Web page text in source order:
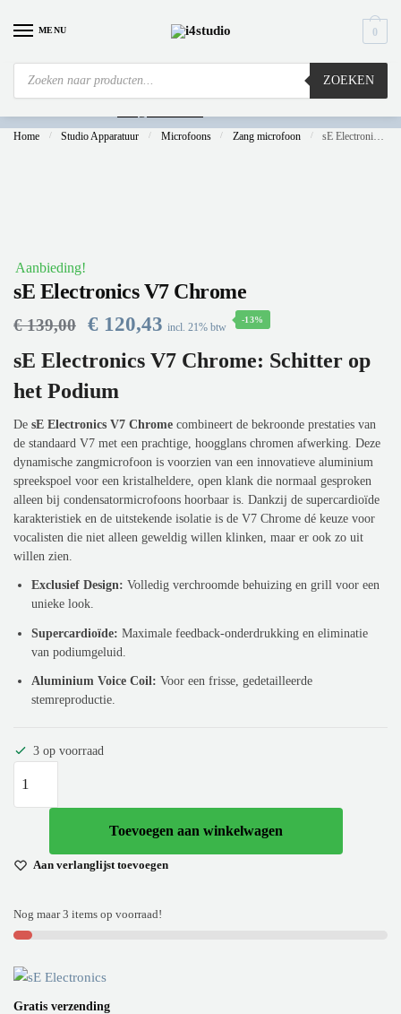
MENU
ZOEKEN
0
Home / Studio Apparatuur / Microfoons / Zang microfoon / sE Electronics V7 Chrome
Aanbieding!
sE Electronics V7 Chrome
€139,00 € 120,43 incl. 21% btw
-13%
sE Electronics V7 Chrome: Schitter op
het Podium
De sE Electronics V7 Chrome combineert de bekroonde prestaties van
de standaard V7 met een prachtige, hoogglans chromen afwerking. Deze
dynamische zangmicrofoon is voorzien van een innovatieve aluminium
spreekspoel voor een kristalheldere, open klank die normaal gesproken
alleen bij condensatormicrofoons hoorbaar is. Dankzij de supercardioïde
karakteristiek en de uitstekende isolatie is de V7 Chrome dé keuze voor
vocalisten die niet alleen geweldig willen klinken, maar er ook zo uit
willen zien.
Exclusief Design: Volledig verchroomde behuizing en grill voor een
unieke look.
Supercardioïde: Maximale feedback-onderdrukking en eliminatie
van podiumgeluid.
Aluminium Voice Coil: Voor een frisse, gedetailleerde
stemreproductie.
3 op voorraad
Toevoegen aan winkelwagen
Aan verlanglijst toevoegen
Nog maar 3 items op voorraad!
Gratis verzending